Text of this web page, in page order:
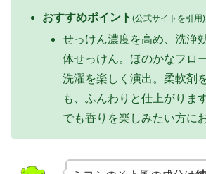
おすすめポイント(公式サイトを引用)
せっけん濃度を高め、洗浄
体せっけん。ほのかなフロ
洗濯を楽しく演出。柔軟剤
も、ふんわりと仕上がりま
でも香りを楽しみたい方に